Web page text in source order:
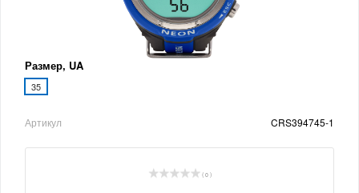
Размер, UA
35
Артикул CRS394745-1
( 0 )